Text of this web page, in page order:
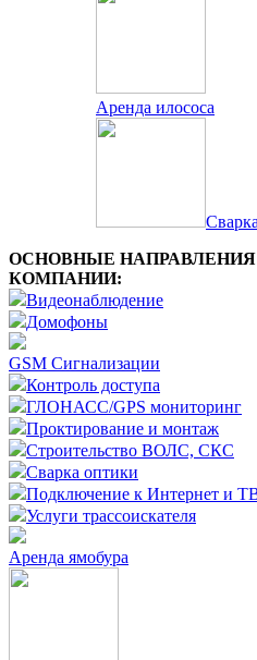
Аренда илососа
ОСНОВНЫЕ
КОМПАНИИ:
Видеонаблюдение
Домофоны
GSM Сигнализации
Контроль доступа
ГЛОНАСС/GPS мониторинг
Проктирование и монтаж
Строительство ВОЛС, СКС
Сварка оптики
Подключение к Интернет и
Услуги трассоискателя
Аренда ямобура